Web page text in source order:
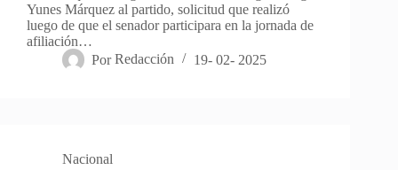
Yunes Márquez al partido, solicitud que realizó
luego de que el senador participara en la jornada de
afiliación…
Por Redacción 19- 02- 2025
Nacional